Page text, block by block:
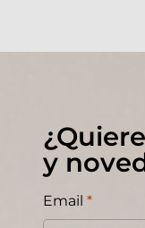
y
Email *